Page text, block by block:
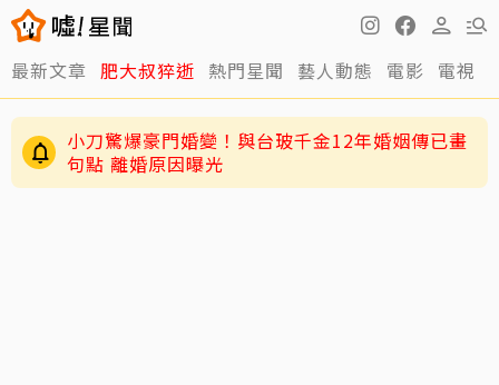
最新文章 肥大叔猝逝 熱門星聞 藝人動態 電影 電視
小刀驚爆豪門婚變！與台玻千金12年婚姻傳已畫
句點 離婚原因曝光